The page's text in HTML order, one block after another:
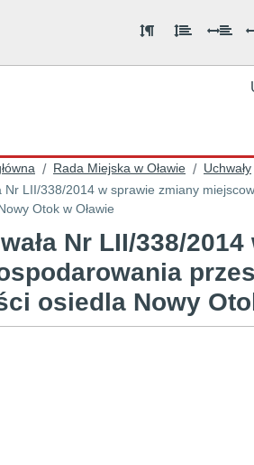
/ Rada Miejska w Oławie / Uchwały
Nr LII/338/2014 w sprawie zmiany
Otok w Oławie
Nr LII/338/
osiedla Nowy